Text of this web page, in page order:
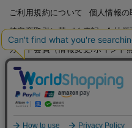
ご利用規約について
個人情報の
特定商取引に基づく表記
会社概
カード会員（情報変更/ポイント
Copyright ©